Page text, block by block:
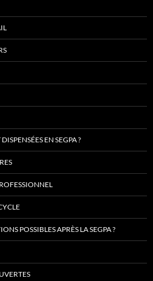
EN SEGPA ?
POSSIBLES APRÈS LA SEGPA ?